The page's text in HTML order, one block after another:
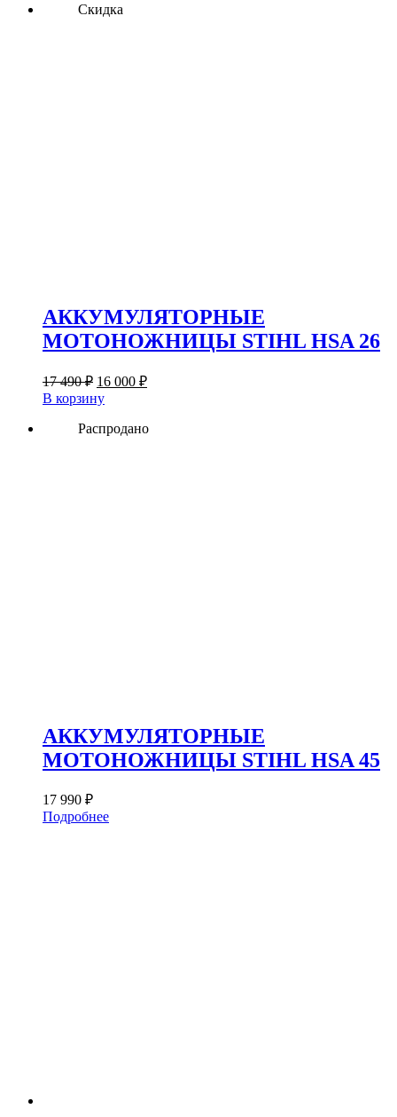
Скидка
АККУМУЛЯТОРНЫЕ
МОТОНОЖНИЦЫ STIHL HSA 26
17 490₽ Первоначальная
цена
составляла
17
16 000 ₽Текущая
000 ₽.
В корзину
Распродано
АККУМУЛЯТОРНЫЕ
МОТОНОЖНИЦЫ STIHL HSA 45
17 990 ₽
Подробнее